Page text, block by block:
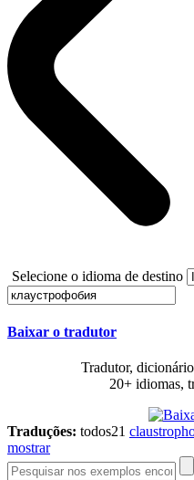
Selecione o idioma de destino
Baixar o tradutor
Tradutor,
20+ idiomas,
Traduções: todos21
mostrar